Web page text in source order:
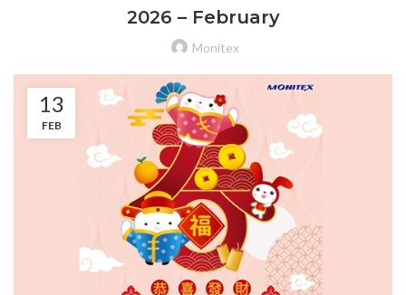
2026 – February
Monitex
13
FEB